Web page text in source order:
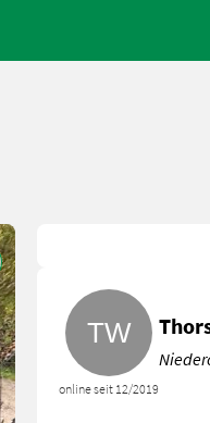
online seit 12/2019